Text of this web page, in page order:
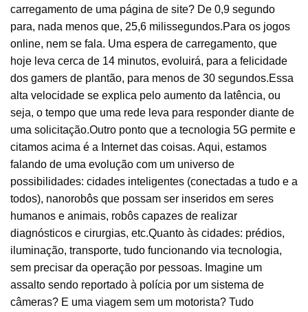
carregamento de uma página de site? De 0,9 segundo
para, nada menos que, 25,6 milissegundos.Para os jogos
online, nem se fala. Uma espera de carregamento, que
hoje leva cerca de 14 minutos, evoluirá, para a felicidade
dos gamers de plantão, para menos de 30 segundos.Essa
alta velocidade se explica pelo aumento da latência, ou
seja, o tempo que uma rede leva para responder diante de
uma solicitação.Outro ponto que a tecnologia 5G permite e
citamos acima é a Internet das coisas. Aqui, estamos
falando de uma evolução com um universo de
possibilidades: cidades inteligentes (conectadas a tudo e a
todos), nanorobôs que possam ser inseridos em seres
humanos e animais, robôs capazes de realizar
diagnósticos e cirurgias, etc.Quanto às cidades: prédios,
iluminação, transporte, tudo funcionando via tecnologia,
sem precisar da operação por pessoas. Imagine um
assalto sendo reportado à polícia por um sistema de
câmeras? E uma viagem sem um motorista? Tudo